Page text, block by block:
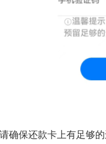
保还款卡上有足够的